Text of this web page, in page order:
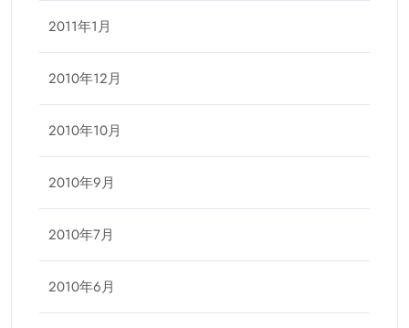
2011年1月
2010年12月
2010年10月
2010年9月
2010年7月
2010年6月